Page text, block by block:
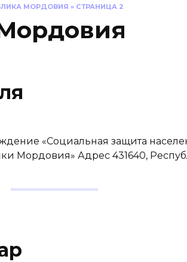
МОРДОВИЯ » СТРАНИЦА 2
«Социальная защита
Мордовия» Адрес 431640,